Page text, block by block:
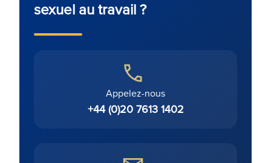
sexuel au travail ?
Appelez-nous
+44 (0)20 7613 1402